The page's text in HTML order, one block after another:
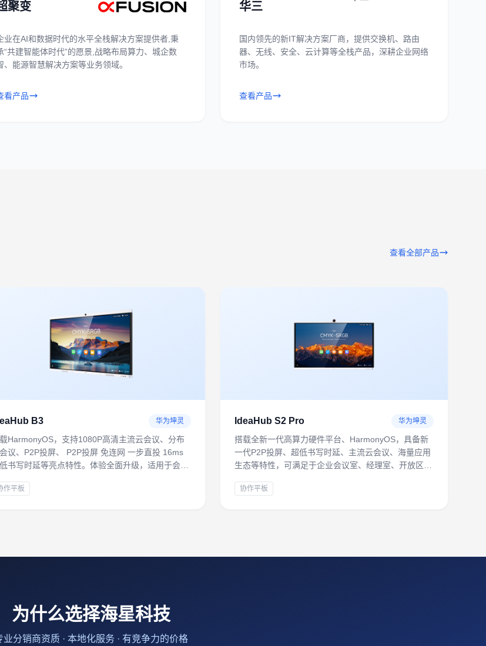
聚变
业在AI和数据时代的水平全栈解决方案提供者,秉
“共建智能体时代”的愿景,战略布局算力、城企数
、能源智慧解决方案等业务领域。
看产品
华三
国内领先的新IT解决方案厂商，提供交换机、路由
器、无线、安全、云计算等全栈产品，深耕企业网络
市场。
查看产品
查看全部产品
B3 华为坤灵
HarmonyOS，支持1080P高清主流云会议、分布
议、P2P投屏、 P2P投屏 免连网 一步直投 16ms
书写时延等亮点特性。体验全面升级，适用于会议
需求
作平板
IdeaHub S2 Pro 华为坤灵
搭载全新一代高算力硬件平台、HarmonyOS，具备新
一代P2P投屏、超低书写时延、主流云会议、海量应用
生态等特性，可满足于企业会议室、经理室、开放区等
协作平板
为什么选择海星科技
业分销商资质 · 本地化服务 · 有竞争力的价格